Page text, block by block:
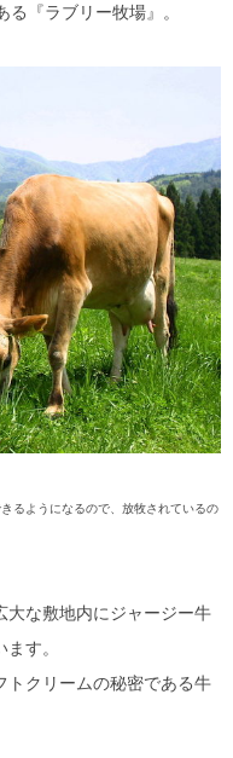
『ラブリー牧場』。
るようになるので、放牧されているの
大な敷地内にジャージー牛
す。
トクリームの秘密である牛